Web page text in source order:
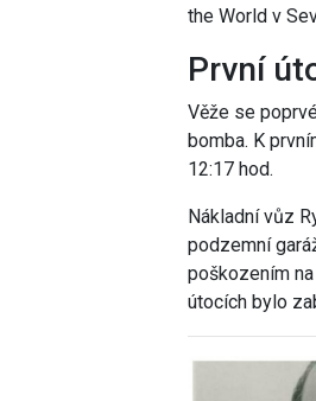
the World v
První
Věže se
bomba. K
12:17 hod.
Nákladní vůz
podzemní
poškozením
útocích bylo